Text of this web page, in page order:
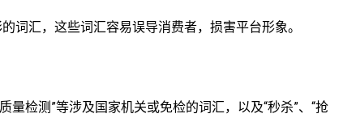
词汇，这些词汇容易误导消费者，损害平台形象。
量检测”等涉及国家机关或免检的词汇，以及“秒杀”、“抢